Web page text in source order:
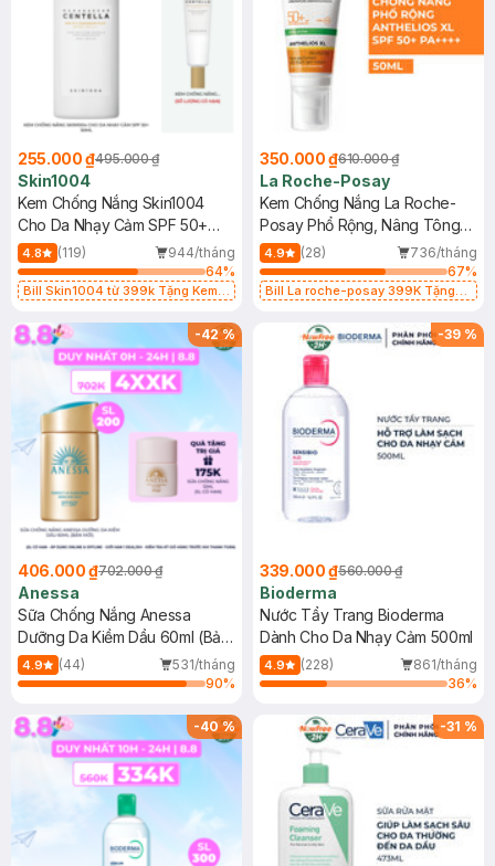
255.000 ₫495.000 ₫
Skin1004
Kem Chống Nắng Skin1004
Cho Da Nhạy Cảm SPF 50+
50ml
4.8 (119)
944/tháng
64%
Bill Skin1004 từ 399k Tặng Kem
SPF 50+ 20ml (SL Có Hạn)
350.000 ₫610.000 ₫
La Roche-Posay
Kem Chống Nắng La Roche-
Posay Phổ Rộng, Nâng Tông
Kiềm Dầu 50ml
4.9 (28)
736/tháng
67%
Bill La roche-posay 399K Tặng
(SL có hạn)
-42%
406.000 ₫702.000 ₫
Anessa
Sữa Chống Nắng Anessa
Dưỡng Da Kiềm Dầu 60ml (Bản
Mới)
4.9 (44)
531/tháng
90%
-39 %
339.000 ₫560.000 ₫
Bioderma
Nước Tẩy Trang Bioderma
Dành Cho Da Nhạy Cảm 500ml
4.9 (228)
861/tháng
36%
-40% -31 %